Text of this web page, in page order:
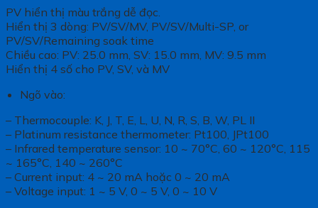
PV hiển thị màu trắng dễ đọc.
Hiển thị 3 dòng: PV/SV/MV, PV/SV/Multi-SP, or
PV/SV/Remaining soak time
Chiều cao: PV: 25.0 mm, SV: 15.0 mm, MV: 9.5 mm
Hiển thị 4 số cho PV, SV, và MV
Ngõ vào:
– Thermocouple: K, J, T, E, L, U, N, R, S, B, W, PL II
– Platinum resistance thermometer: Pt100, JPt100
– Infrared temperature sensor: 10 ~ 70°C, 60 ~ 120°C, 115
~ 165°C, 140 ~ 260°C
– Current input: 4 ~ 20 mA hoặc 0 ~ 20 mA
– Voltage input: 1 ~ 5 V, 0 ~ 5 V, 0 ~ 10 V